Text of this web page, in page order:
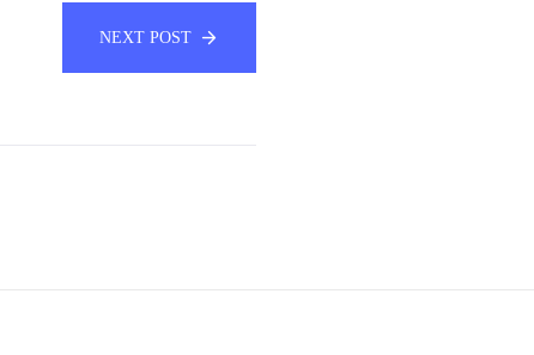
NEXT POST